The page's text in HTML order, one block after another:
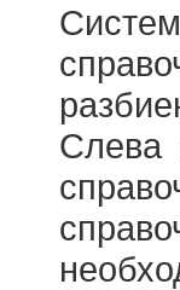
Слева